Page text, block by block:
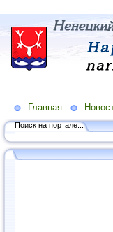
Главная
Поиск на портале...